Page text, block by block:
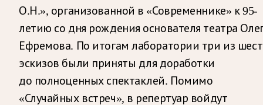
О.Н.», организованной в «Современнике» к 95-
летию со дня рождения основателя театра
Ефремова. По итогам лаборатории три из
эскизов были приняты для доработки
до полноценных спектаклей. Помимо
«Случайных встреч», в репертуар войдут